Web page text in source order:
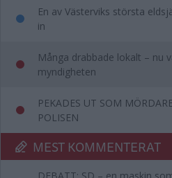
En av Västerviks största
in
Många drabbade lokalt – nu
myndigheten
PEKADES UT SOM
POLISEN
MEST KOMMENTERAT